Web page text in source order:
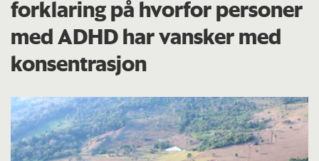
forklaring på hvorfor personer
med ADHD har vansker med
konsentrasjon